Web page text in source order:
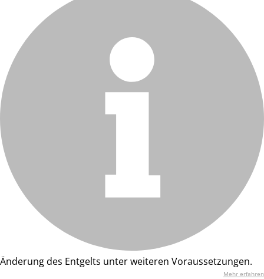
Änderung des Entgelts unter weiteren Voraussetzungen.
Mehr erfahren